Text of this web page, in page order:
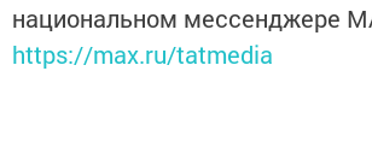
национальном мессенджере
https://max.ru/tatmedia